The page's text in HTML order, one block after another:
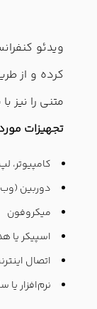
ویدئو
کرده و از
متنی را نیز
تجهیزات
کامپیوتر،
دوربین
میکروفون
اسپیکر یا
اتصال
نرم‌افزار